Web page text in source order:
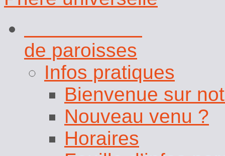
Communauté
Infos pratiques
Bienvenue sur
Nouveau venu ?
Horaires
Feuille d’infos